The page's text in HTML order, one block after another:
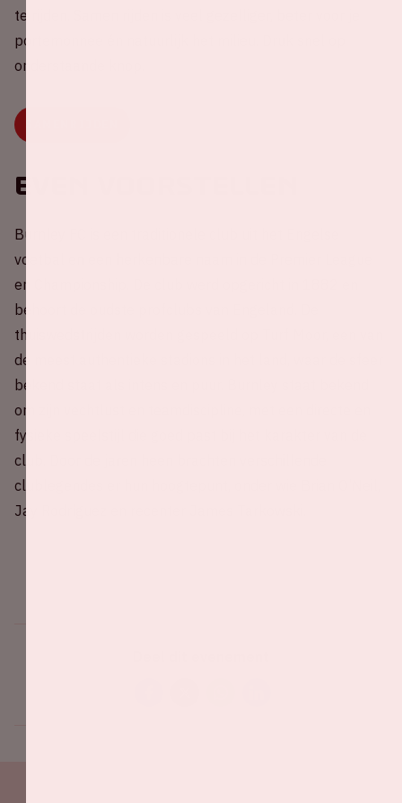
te rijden. Samen rijden is veel gezelliger, beter voor je
portemonnee én natuurlijk het milieu. Druk snel op
onderstaande knop.
Even voorstellen
Burnley FC is een traditionele club uit het Engelse
voetbal en een herkenbare naam in de Premier League
en Championship. De club werd opgericht in 1882 en
behoort de oudste profclubs van Engeland. De
thuiswedstrijden worden gespeeld op Turf Moor, een van
de meest authentieke stadions in het land, waar de sfeer
bekend staat als intens en puur. Burnley staat bekend
om zijn vechtlust en teamdiscipline, met een directe en
fysieke speelstijl die goed past bij het karakter van de
club. Door de jaren heen brachten verschillende
clublegendes er hun hoogtepunt, onder wie Brian O’Neil,
Jay Rodríguez en recenter James Tarkowski.